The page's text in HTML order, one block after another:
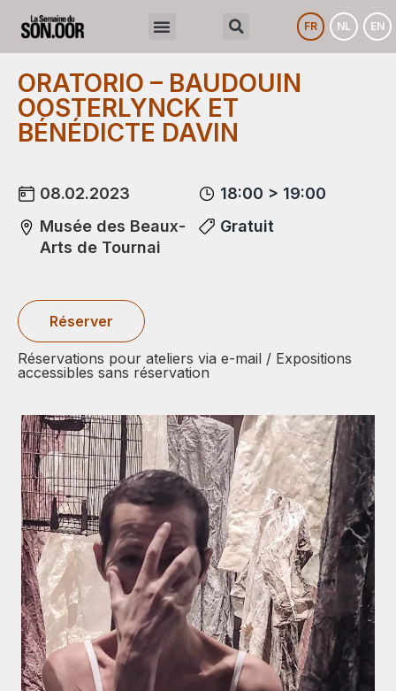
FR NL EN
ORATORIO – BAUDOUIN
OOSTERLYNCK ET
BÉNÉDICTE DAVIN
08.02.2023
Musée des Beaux-
Arts de Tournai
18:00 > 19:00
Gratuit
Réserver
Réservations pour ateliers via e-mail / Expositions
accessibles sans réservation